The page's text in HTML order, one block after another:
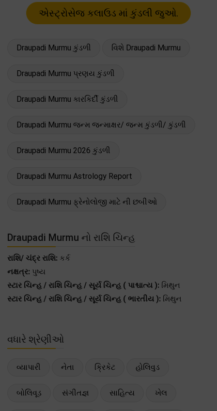
Draupadi Murmu કુંડળી વિશે Draupadi Murmu
Draupadi Murmu પ્રણય કુંડળી
Draupadi Murmu કારકિર્દી કુંડળી
Draupadi Murmu જન્મ જન્માક્ષર/ જન્મ કુંડળી/ કુંડળી
Draupadi Murmu 2026 કુંડળી
Draupadi Murmu Astrology Report
Draupadi Murmu ફ્રેનોલોજી માટે ની છબીઓ
Draupadi Murmu નો રાશિ ચિન્હ
રાશિ/ ચંદ્ર રાશિ: કર્ક
નક્ષત્ર: પુષ્ય
સ્ટાર ચિન્હ / રાશિ ચિન્હ / સૂર્ય ચિન્હ ( પાશ્ચાત્ય ): મિથુન
સ્ટાર ચિન્હ / રાશિ ચિન્હ / સૂર્ય ચિન્હ ( ભારતીય ): મિથુન
વધારે શ્રેણીઓ
વ્યાપારી નેતા ક્રિકેટ હોલિવુડ
બોલિવૂડ સંગીતજ્ઞ સાહિત્ય ખેલ